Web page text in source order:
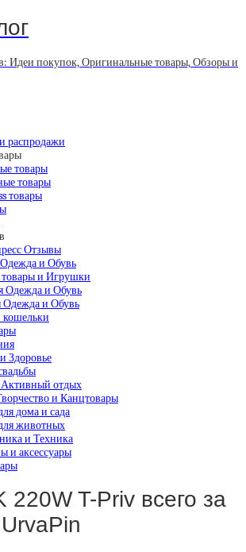
Идеи покупок, Оригинальные товары, Обзоры и
распродажи
товары
товары
товары
Отзывы
и Обувь
товары и Игрушки
Одежда и Обувь
Одежда и Обувь
Здоровье
отдых
и Канцтовары
дома и сада
животных
и Техника
и аксессуары
220W T-Priv всего за